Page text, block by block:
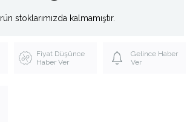
stoklarımızda kalmamıştır.
Fiyat Düşünce
Haber Ver
Gelince Haber
Ver